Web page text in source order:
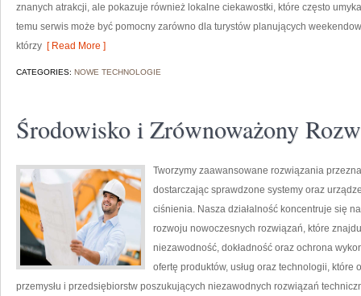
znanych atrakcji, ale pokazuje również lokalne ciekawostki, które często
temu serwis może być pomocny zarówno dla turystów planujących
którzy [ Read More ]
CATEGORIES: NOWE TECHNOLOGIE
Środowisko i Zrównoważony
Tworzymy zaawansowane rozwiązania
dostarczając sprawdzone systemy oraz
ciśnienia. Nasza działalność koncentruje się
rozwoju nowoczesnych rozwiązań, które
niezawodność, dokładność oraz ochrona
ofertę produktów, usług oraz technologii,
przemysłu i przedsiębiorstw poszukujących niezawodnych rozwiązań